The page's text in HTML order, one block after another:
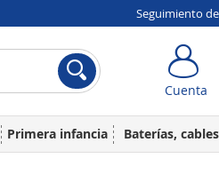
Seguimiento
Cuenta
Primera infancia Baterías,
Cuenta